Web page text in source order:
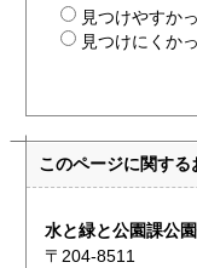
見つけやすか
見つけにくか
このページに関する
水と緑と公園課公
〒204-8511